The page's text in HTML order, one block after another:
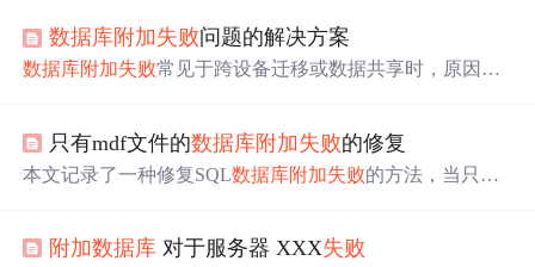
数据库附加失败问题的解决方案
数据库附加失败常见于跨设备迁移或数据共享时，原因包
检查数据库状态、使用SSMS或T - SQL命令附加
等，可提高数据库操作成功率。
只有mdf文件的数据库附加失败的修复
本文记录了一种修复SQL数据库附加失败的方法，当只有
数据库。
附加数据库 对于服务器 XXX失败